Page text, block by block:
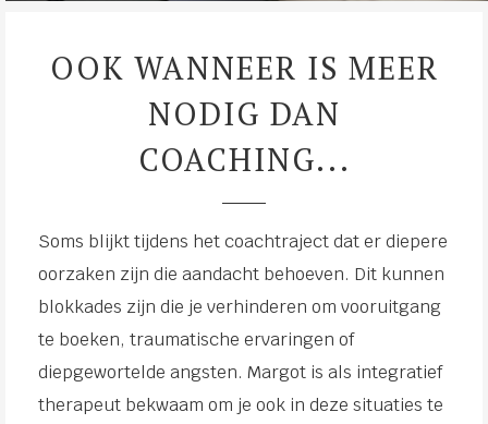
OOK WANNEER IS MEER
NODIG DAN
COACHING...
Soms blijkt tijdens het coachtraject dat er diepere
oorzaken zijn die aandacht behoeven. Dit kunnen
blokkades zijn die je verhinderen om vooruitgang
te boeken, traumatische ervaringen of
diepgewortelde angsten. Margot is als integratief
therapeut bekwaam om je ook in deze situaties te